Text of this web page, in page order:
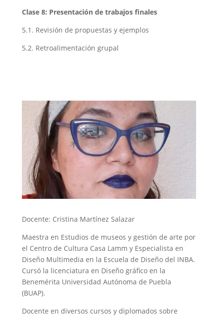
Clase 8: Presentación de trabajos finales
5.1. Revisión de propuestas y ejemplos
5.2. Retroalimentación grupal
Docente: Cristina Martínez Salazar
Maestra en Estudios de museos y gestión de arte por
el Centro de Cultura Casa Lamm y Especialista en
Diseño Multimedia en la Escuela de Diseño del INBA.
Cursó la licenciatura en Diseño gráfico en la
Benemérita Universidad Autónoma de Puebla
(BUAP).
Docente en diversos cursos y diplomados sobre